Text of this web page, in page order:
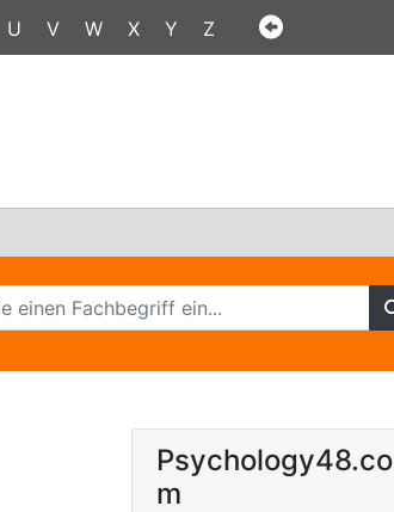
U V W X Y Z
Psychology48.co
m